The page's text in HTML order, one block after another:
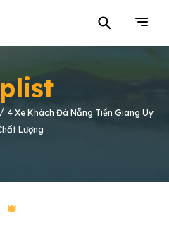
⚲
4 Xe Khách Đà Nẵng Tiền Giang Uy
Lượng